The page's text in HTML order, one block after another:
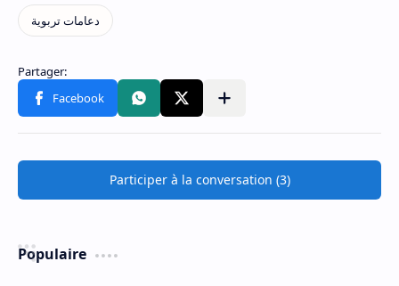
Participer à la conversation (3)
Populaire